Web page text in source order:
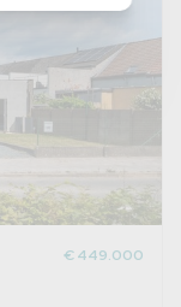
€ 449.000